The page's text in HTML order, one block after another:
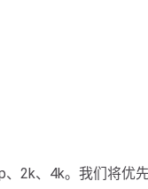
2k、4k。我们将优